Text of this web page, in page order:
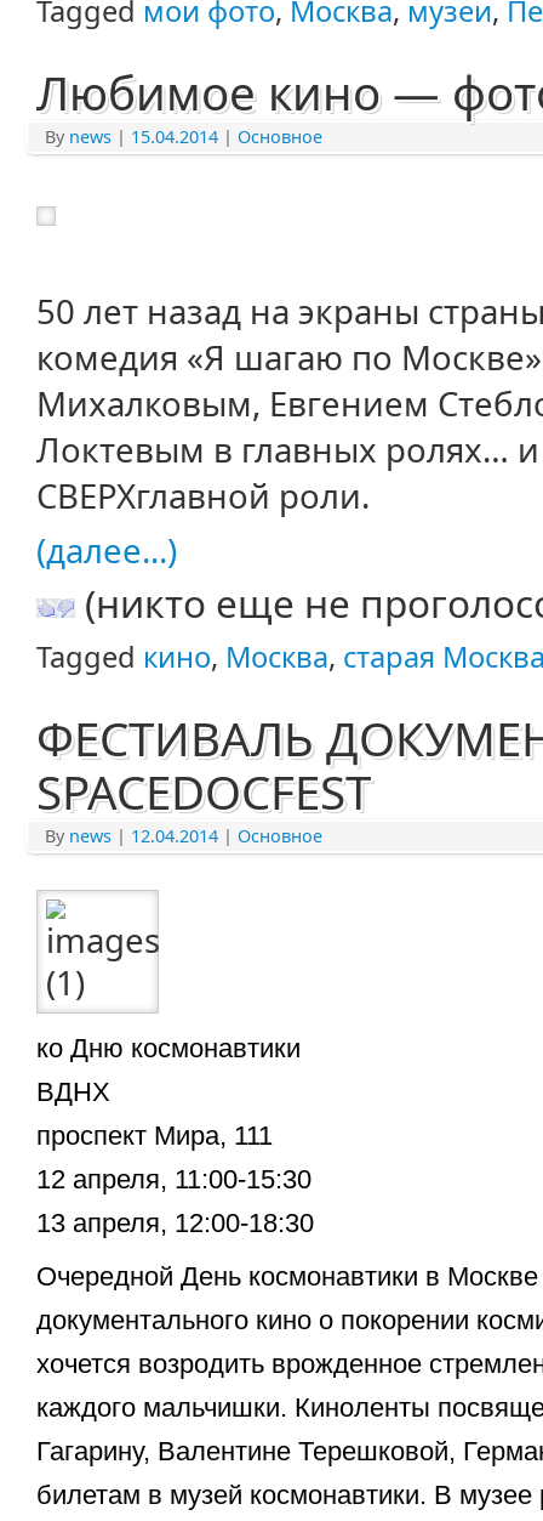
Tagged мои фото, Москва, музеи,
Любимое кино —
By news | 15.04.2014 | Основное
50 лет назад на экраны
комедия «Я шагаю по
Михалковым, Евгением
Локтевым в главных ролях…
СВЕРХглавной роли.
(далее...)
(никто еще не
Tagged кино, Москва, старая
ФЕСТИВАЛЬ
SPACEDOCFEST
By news | 12.04.2014 | Основное
ко Дню космонавтики
ВДНХ
проспект Мира, 111
12 апреля, 11:00-15:30
13 апреля, 12:00-18:30
Очередной День космонавтики в
документального кино о покорении
хочется возродить врожденное
каждого мальчишки. Киноленты
Гагарину, Валентине Терешковой,
билетам в музей космонавтики. В музее